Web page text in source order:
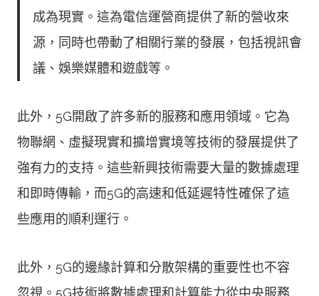
成為現實。這為電信運營商提供了新的營收來
源，同時也帶動了相關行業的發展，包括視訊會
議、娛樂媒體和遊戲等。
此外，5G開啟了許多新的服務和應用領域。它為
物聯網、虛擬現實和擴增實境等技術的發展提供了
強有力的支持。這些新興技術需要大量的數據處理
和即時傳輸，而5G的高速和低延遲特性確保了這
些應用的順利運行。
此外，5G的邊緣計算和分散架構的重要性也不容
忽視。5G技術將數據處理和計算能力從中央服務